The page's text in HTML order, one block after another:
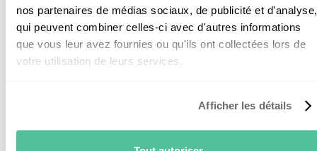
nos partenaires de médias sociaux, de publicité et d'analyse,
qui peuvent combiner celles-ci avec d'autres informations
que vous leur avez fournies ou qu'ils ont collectées lors de
votre utilisation de leurs services.
Afficher les détails
la batterie
virtuelle
Solar
Vous pouvez aussi choisir des modèles de plus de 8
000 W.